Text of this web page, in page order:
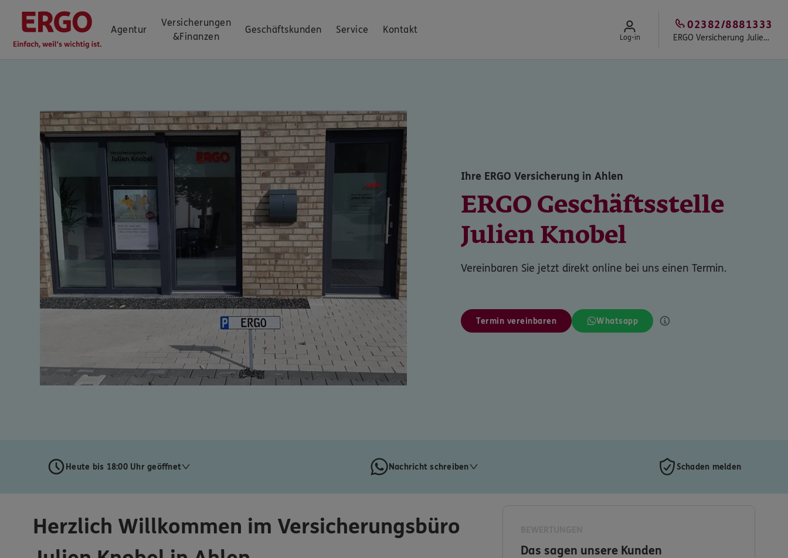
Agentur
Versicherungen
&Finanzen
Geschäftskunden Service Kontakt
Log-in ERGO Versicherung Julien Knobel in Ahlen
02382/8881333
Ihre ERGO Versicherung in Ahlen
ERGO Geschäftsstelle
Julien Knobel
Vereinbaren Sie jetzt direkt online bei uns einen Termin.
Termin vereinbaren Whatsapp
Heute bis 18:00 Uhr geöffnet Nachricht schreiben Schaden melden
Herzlich Willkommen im Versicherungsbüro
Das sagen unsere Kunden